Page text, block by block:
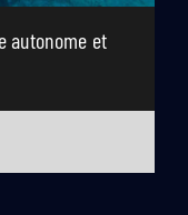
autonome et